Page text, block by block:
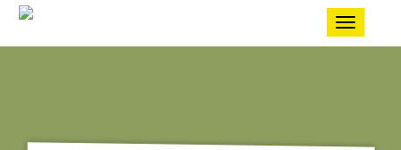
Toggle
navigation